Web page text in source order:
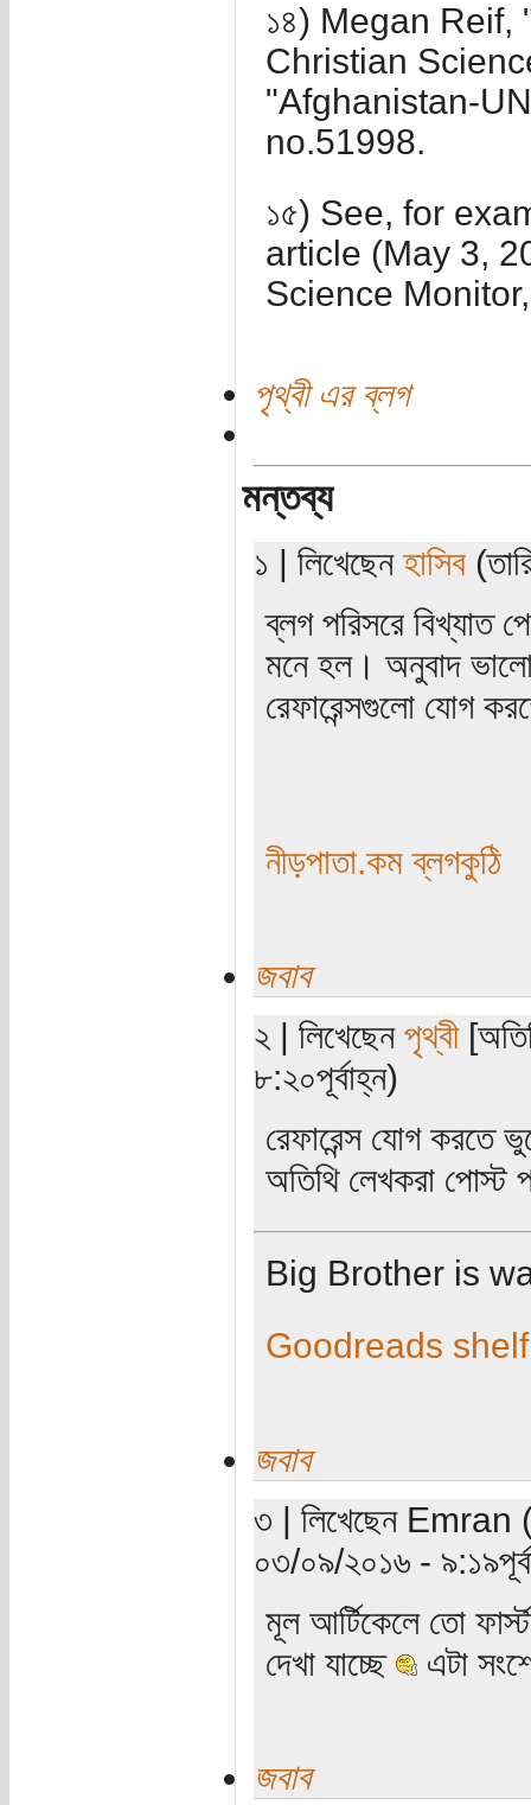
১৪) Megan
Christian
"Afghanistan-
no.51998.
১৫) See, for
article (May 3,
Science
পৃথ্বী এর ব্লগ
মন্তব্য
১ | লিখেছেন হাসিব
ব্লগ পরিসরে বিখ্যাত
মনে হল। অনুবাদ ভালো
রেফারেন্সগুলো যোগ
নীড়পাতা.কম ব্লগকুঠি
জবাব
২ | লিখেছেন পৃথ্বী
৮:২০পূর্বাহ্ন)
রেফারেন্স যোগ করতে
অতিথি লেখকরা পোস্ট
Big Brother is
Goodreads shelf
জবাব
৩ | লিখেছেন Emran
০৩/০৯/২০১৬ -
মূল আর্টিকেলে তো
দেখা যাচ্ছে
এটা
জবাব